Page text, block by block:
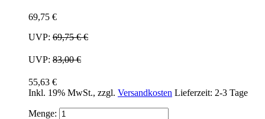
69,75 €
UVP: 69,75 €€
UVP: 83,00 €
55,63 €
Inkl. 19% MwSt., zzgl. Versandkosten Lieferzeit: 2-3 Tage
Menge: